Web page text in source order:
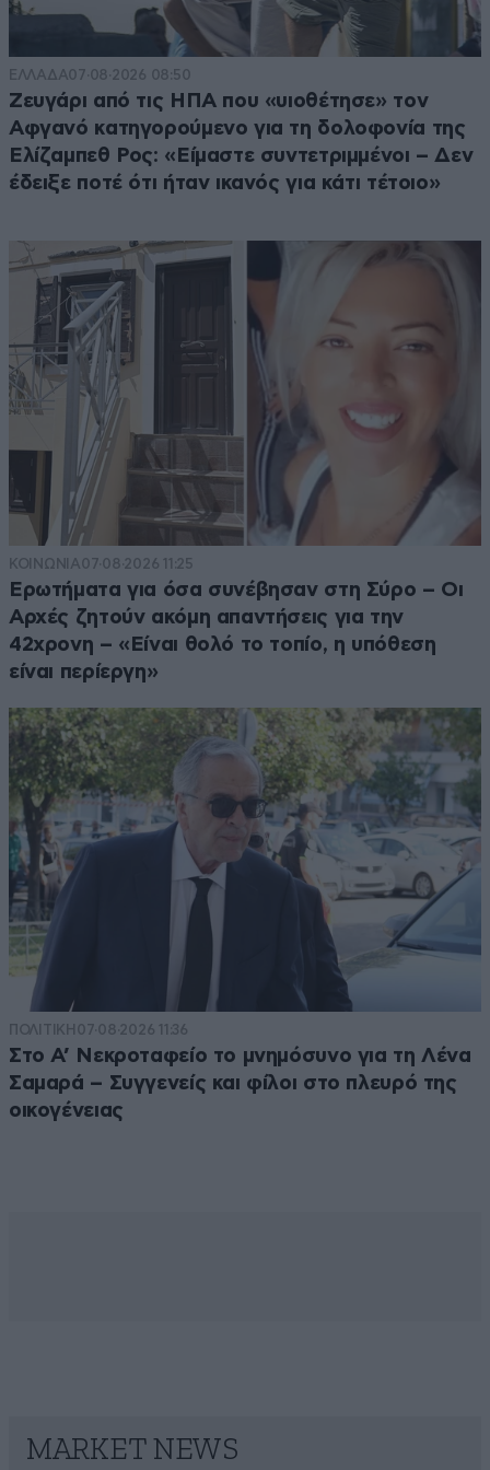
Απαντήστε 0
ΕΛΛΑΔΑ07·08·2026 08:50
Ζευγάρι από τις ΗΠΑ που «υιοθέτησε» τον
Αφγανό κατηγορούμενο για τη δολοφονία της
Ελίζαμπεθ Ρος: «Είμαστε συντετριμμένοι – Δεν
έδειξε ποτέ ότι ήταν ικανός για κάτι τέτοιο»
ΚΟΙΝΩΝΙΑ07·08·2026 11:25
Ερωτήματα για όσα συνέβησαν στη Σύρο – Οι
Αρχές ζητούν ακόμη απαντήσεις για την
42χρονη – «Είναι θολό το τοπίο, η υπόθεση
είναι περίεργη»
ΠΟΛΙΤΙΚΗ 07·08·2026 11:36
Στο Α’ Νεκροταφείο το μνημόσυνο για τη Λένα
Σαμαρά – Συγγενείς και φίλοι στο πλευρό της
οικογένειας
MARKET NEWS